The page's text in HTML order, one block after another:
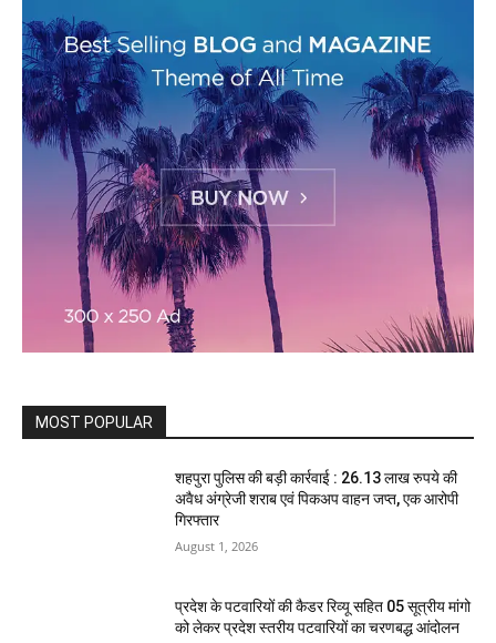
MOST POPULAR
शहपुरा पुलिस की बड़ी कार्रवाई : 26.13 लाख रुपये की
अवैध अंग्रेजी शराब एवं पिकअप वाहन जप्त, एक आरोपी
गिरफ्तार
August 1, 2026
प्रदेश के पटवारियों की कैडर रिव्यू सहित 05 सूत्रीय मांगो
को लेकर प्रदेश स्तरीय पटवारियों का चरणबद्ध आंदोलन